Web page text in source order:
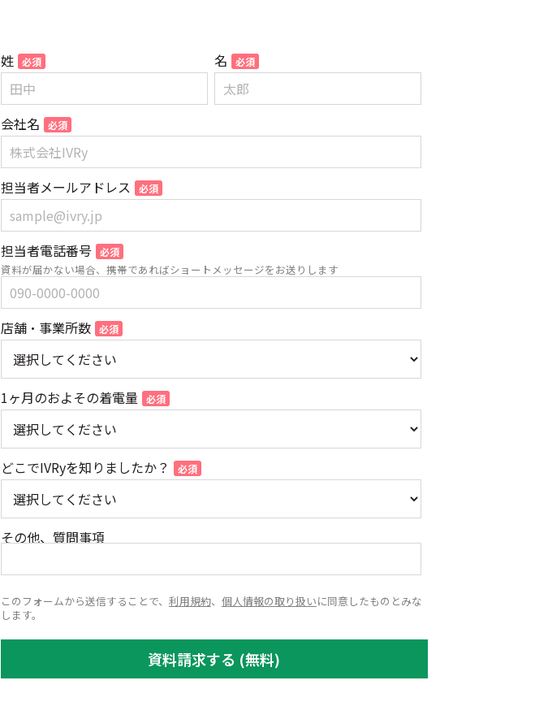
姓 名
会社名
担当者メールアドレス
担当者電話番号
資料が届かない場合、携帯であればショートメッセージをお送りします
店舗・事業所数
1ヶ月のおよその着電量
どこでIVRyを知りましたか？
その他、質問事項
このフォームから送信することで、 利用規約、 個人情報の取り扱いに同意したものとみな
します。